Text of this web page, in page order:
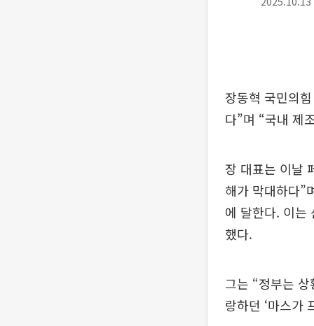
장동혁 국민의
다”며 “국내 제
장 대표는 이날
해가 막대하다”
에 달한다. 이는
했다.
그는 “정부는
랑하던 ‘마스가